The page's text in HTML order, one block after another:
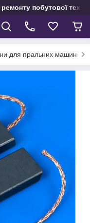
побутової
для пральних машин